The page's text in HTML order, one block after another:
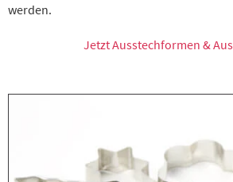
werden.
Jetzt Ausstechformen &